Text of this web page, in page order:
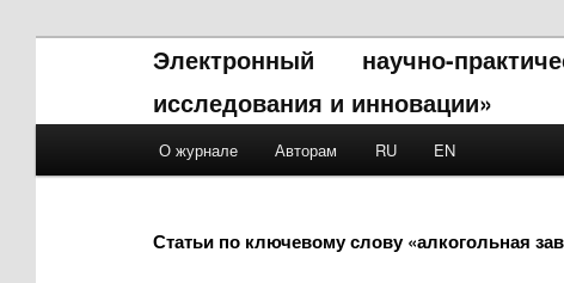
Электронный научно-
исследования и инновации»
Skip to primary content
Skip to secondary content
О журнале Авторам RU EN
Статьи по ключевому слову «алкогольная